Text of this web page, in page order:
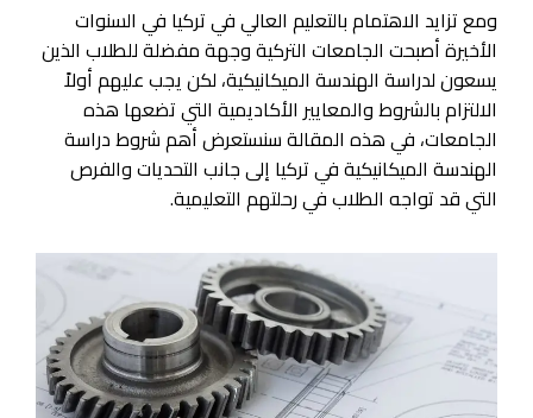
ومع تزايد الاهتمام بالتعليم العالي في تركيا في السنوات
الأخيرة أصبحت الجامعات التركية وجهة مفضلة للطلاب الذين
يسعون لدراسة الهندسة الميكانيكية، لكن يجب عليهم أولاً
الالتزام بالشروط والمعايير الأكاديمية التي تضعها هذه
الجامعات، في هذه المقالة سنستعرض أهم شروط دراسة
الهندسة الميكانيكية في تركيا إلى جانب التحديات والفرص
التي قد تواجه الطلاب في رحلتهم التعليمية.